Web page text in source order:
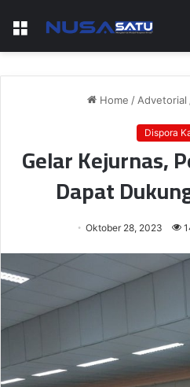
Menu
Home /Advetorial
Dispora
Gelar Kejurnas,
Dapat
Oktober 28, 2023